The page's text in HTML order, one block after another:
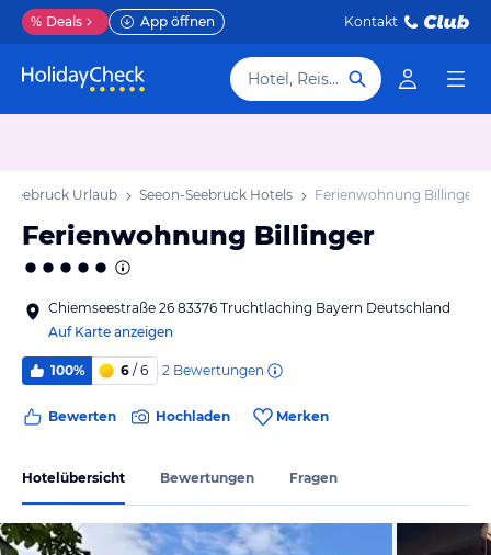
% Deals App öffnen Kontakt
Hotel, Reiseziel
Seebruck Urlaub Seeon-Seebruck Hotels Ferienwohnung Billinger
Ferienwohnung Billinger
Chiemseestraße 26 83376 Truchtlaching Bayern Deutschland
Auf Karte anzeigen
100% 6 / 6 2 Bewertungen
Bewerten Hochladen Merken
Hotelübersicht Bewertungen Fragen